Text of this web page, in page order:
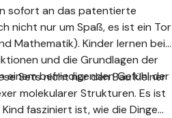
sofort an das patentierte
nicht nur um Spaß, es ist ein Tor
Mathematik). Kinder lernen beim
und die Grundlagen der
einem befriedigenden Gefühl der
Sets nicht nur den Bau kleiner
molekularer Strukturen. Es ist
fasziniert ist, wie die Dinge